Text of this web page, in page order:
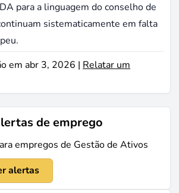
para a linguagem do conselho de
sistematicamente em falta
em abr 3, 2026 | Relatar um
de emprego
empregos de Gestão de Ativos
alertas